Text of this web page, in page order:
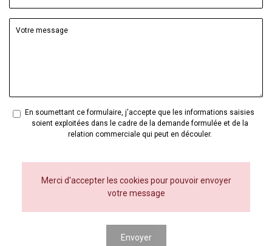
En soumettant ce formulaire, j'accepte que les informations saisies
soient exploitées dans le cadre de la demande formulée et de la
relation commerciale qui peut en découler.
Merci d'accepter les cookies pour pouvoir envoyer
votre message
Envoyer